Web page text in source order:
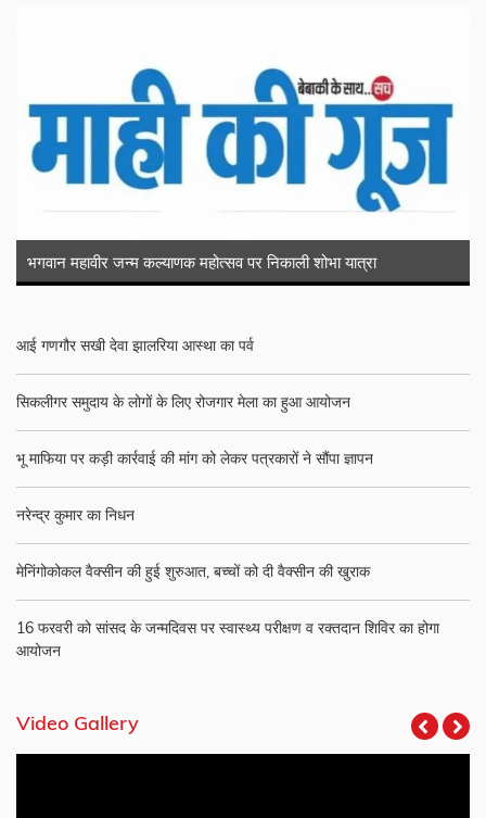
भगवान महावीर जन्म कल्याणक महोत्सव पर निकाली शोभा यात्रा
आई गणगौर सखी देवा झालरिया आस्था का पर्व
सिकलीगर समुदाय के लोगों के लिए रोजगार मेला का हुआ आयोजन
भू माफिया पर कड़ी कार्रवाई की मांग को लेकर पत्रकारों ने सौंपा ज्ञापन
नरेन्द्र कुमार का निधन
मेनिंगोकोकल वैक्सीन की हुई शुरुआत, बच्चों को दी वैक्सीन की खुराक
16 फरवरी को सांसद के जन्मदिवस पर स्वास्थ्य परीक्षण व रक्तदान शिविर का होगा
आयोजन
Video Gallery